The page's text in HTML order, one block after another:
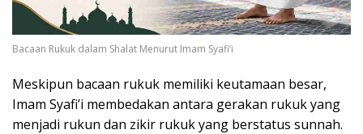
Bacaan Rukuk dalam Shalat Menurut Imam Syafi’i
Meskipun bacaan rukuk memiliki keutamaan besar,
Imam Syafi’i membedakan antara gerakan rukuk yang
menjadi rukun dan zikir rukuk yang berstatus sunnah.